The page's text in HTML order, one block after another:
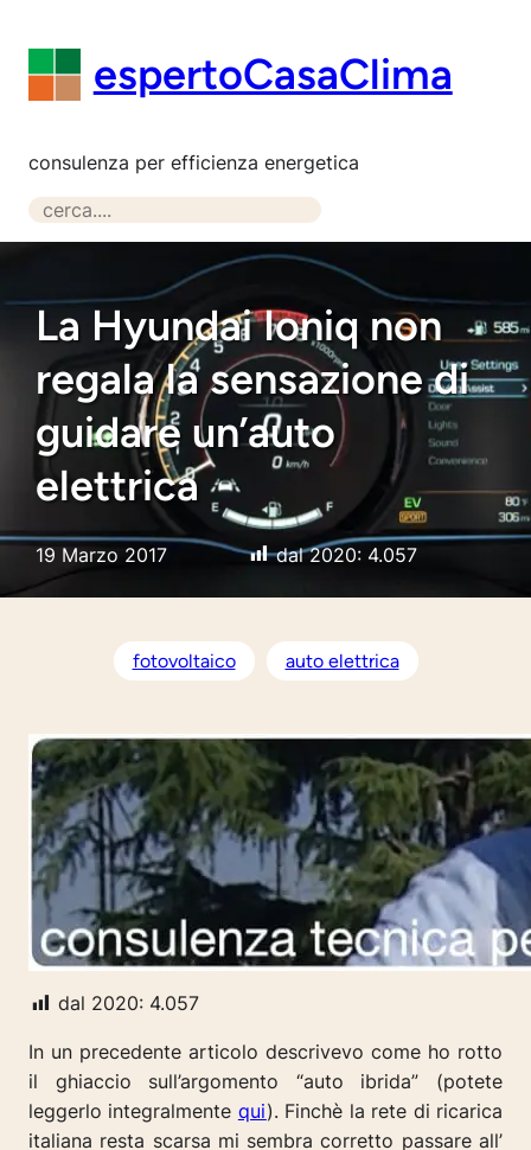
contenuto espertoCasaClima
consulenza per efficienza energetica
S
e
r
La Hyundai Ioniq non
regala la sensazione di
guidare un’auto
elettrica
19 Marzo 2017 dal 2020: 4.057
fotovoltaico auto elettrica
dal 2020: 4.057
In un precedente articolo descrivevo come ho rotto
il ghiaccio sull’argomento “auto ibrida” (potete
leggerlo integralmente qui). Finchè la rete di ricarica
italiana resta scarsa mi sembra corretto passare all’